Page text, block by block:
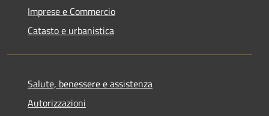
Imprese e Commercio
Catasto e urbanistica
Salute, benessere e assistenza
Autorizzazioni